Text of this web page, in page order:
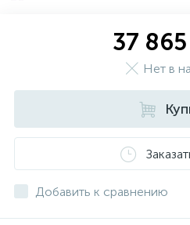
37 865
Нет в
Добавить к сравнению